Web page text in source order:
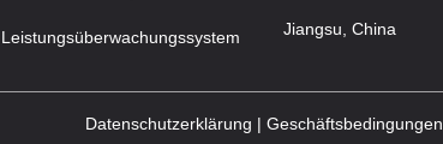
Leistungsüberwachungssystem Jiangsu, China
Datenschutzerklärung | Geschäftsbedingungen